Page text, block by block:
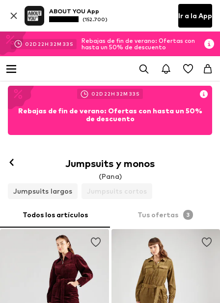
ABOUT YOU App
(152.700) Ir a la App
02D 22H 32M 31 S
Rebajas de fin de verano: Ofertas con
hasta un 50% de descuento
02D 22H 32M 31 S
Rebajas de fin de verano: Ofertas con hasta un 50%
de descuento
Jumpsuits y monos
(Pana)
Jumpsuits largos
Jumpsuits cortos
Todos los artículos Tus ofertas 3